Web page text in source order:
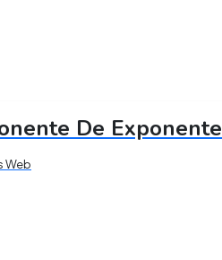
De Exponente
Web